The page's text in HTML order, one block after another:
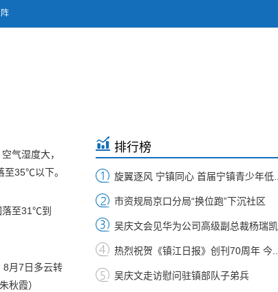
气湿度大，
至35℃以下。
落至31℃到
月7日多云转
秋霞）
排行榜
旋翼逐风 宁镇同心 首届宁镇青少年低...
市资规局京口分局“换位跑”下沉社区
吴庆文会见华为公司高级副总裁杨瑞凯
热烈祝贺《镇江日报》创刊70周年 今...
吴庆文走访慰问驻镇部队子弟兵